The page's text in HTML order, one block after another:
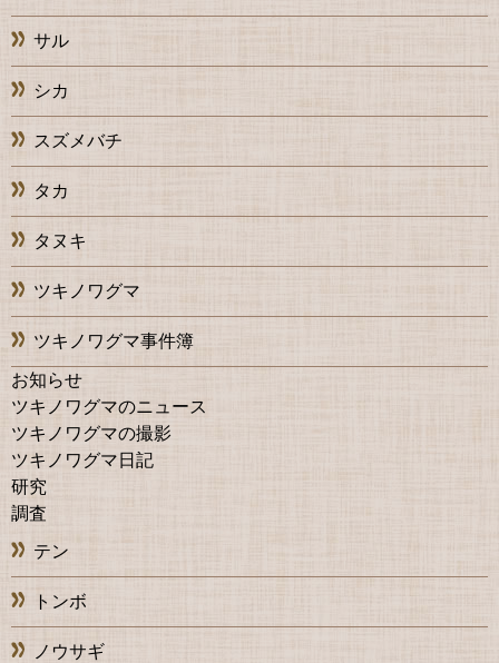
サル
シカ
スズメバチ
タカ
タヌキ
ツキノワグマ
ツキノワグマ事件簿
お知らせ
ツキノワグマのニュース
ツキノワグマの撮影
ツキノワグマ日記
研究
調査
テン
トンボ
ノウサギ